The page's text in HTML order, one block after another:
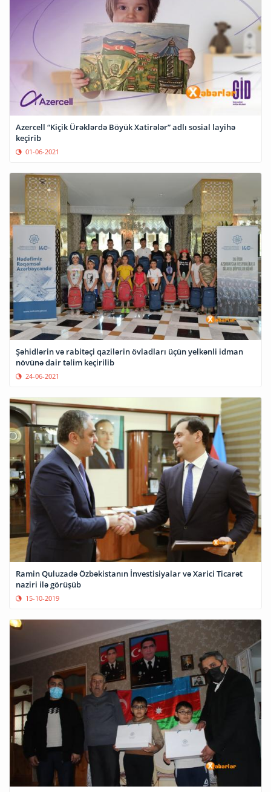
Azercell “Kiçik Ürəklərdə Böyük Xatirələr” adlı sosial layihə
keçirib
01-06-2021
Şəhidlərin və rabitəçi qazilərin övladları üçün yelkənli idman
növünə dair təlim keçirilib
24-06-2021
Ramin Quluzadə Özbəkistanın İnvestisiyalar və Xarici Ticarət
naziri ilə görüşüb
15-10-2019